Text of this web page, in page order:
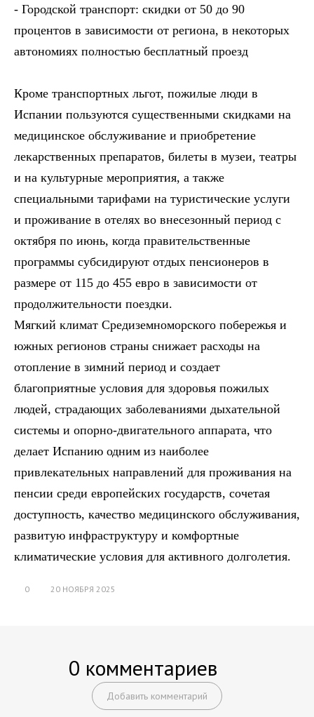
- Городской транспорт: скидки от 50 до 90
процентов в зависимости от региона, в некоторых
автономиях полностью бесплатный проезд
Кроме транспортных льгот, пожилые люди в
Испании пользуются существенными скидками на
медицинское обслуживание и приобретение
лекарственных препаратов, билеты в музеи, театры
и на культурные мероприятия, а также
специальными тарифами на туристические услуги
и проживание в отелях во внесезонный период с
октября по июнь, когда правительственные
программы субсидируют отдых пенсионеров в
размере от 115 до 455 евро в зависимости от
продолжительности поездки.
Мягкий климат Средиземноморского побережья и
южных регионов страны снижает расходы на
отопление в зимний период и создает
благоприятные условия для здоровья пожилых
людей, страдающих заболеваниями дыхательной
системы и опорно-двигательного аппарата, что
делает Испанию одним из наиболее
привлекательных направлений для проживания на
пенсии среди европейских государств, сочетая
доступность, качество медицинского обслуживания,
развитую инфраструктуру и комфортные
климатические условия для активного долголетия.
0 20 НОЯБРЯ 2025
0 комментариев
Добавить комментарий